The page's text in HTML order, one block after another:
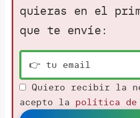
quieras en el
que te envíe:
Quiero recibir la
acepto la política de